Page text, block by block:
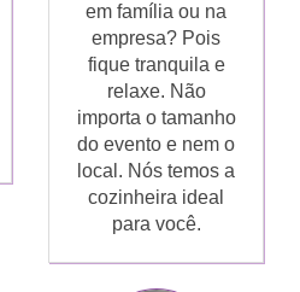
em família ou na
empresa? Pois
fique tranquila e
relaxe. Não
importa o tamanho
do evento e nem o
local. Nós temos a
cozinheira ideal
para você.